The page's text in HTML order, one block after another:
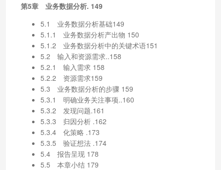
第5章 业务数据分析. 149
5.1 业务数据分析基础149
5.1.1 业务数据分析产出物 150
5.1.2 业务数据分析中的关键术语151
5.2 输入和资源需求..158
5.2.1 输入需求 158
5.2.2 资源需求159
5.3 业务数据分析的步骤 159
5.3.1 明确业务关注事项..160
5.3.2 发现问题.161
5.3.3 归因分析 .162
5.3.4 化策略 .173
5.3.5 验证想法 .174
5.4 报告呈现 178
5.5 本章小结 179